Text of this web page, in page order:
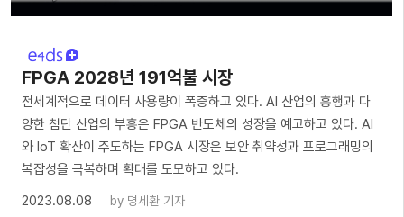
FPGA 2028년 191억불 시장
전세계적으로 데이터 사용량이 폭증하고 있다. AI 산업의 흥행과 다
양한 첨단 산업의 부흥은 FPGA 반도체의 성장을 예고하고 있다. AI
와 IoT 확산이 주도하는 FPGA 시장은 보안 취약성과 프로그래밍의
복잡성을 극복하며 확대를 도모하고 있다.
2023.08.08
by 명세환 기자